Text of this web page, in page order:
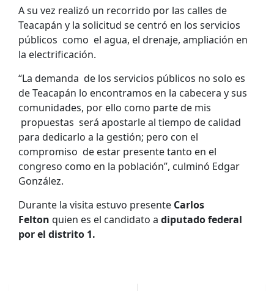
A su vez realizó un recorrido por las calles de
Teacapán y la solicitud se centró en los servicios
públicos como el agua, el drenaje, ampliación en
la electrificación.
“La demanda de los servicios públicos no solo es
de Teacapán lo encontramos en la cabecera y sus
comunidades, por ello como parte de mis
propuestas será apostarle al tiempo de calidad
para dedicarlo a la gestión; pero con el
compromiso de estar presente tanto en el
congreso como en la población”, culminó Edgar
González.
Durante la visita estuvo presente Carlos
Felton quien es el candidato a diputado federal
por el distrito 1.